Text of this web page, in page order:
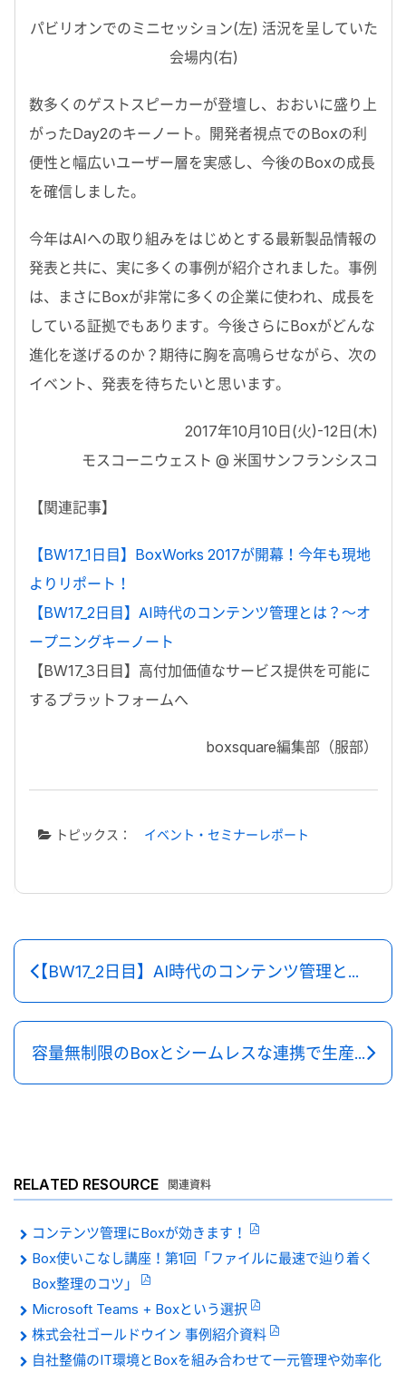
パビリオンでのミニセッション(左) 活況を呈していた
会場内(右)
数多くのゲストスピーカーが登壇し、おおいに盛り上
がったDay2のキーノート。開発者視点でのBoxの利
便性と幅広いユーザー層を実感し、今後のBoxの成長
を確信しました。
今年はAIへの取り組みをはじめとする最新製品情報の
発表と共に、実に多くの事例が紹介されました。事例
は、まさにBoxが非常に多くの企業に使われ、成長を
している証拠でもあります。今後さらにBoxがどんな
進化を遂げるのか？期待に胸を高鳴らせながら、次の
イベント、発表を待ちたいと思います。
2017年10月10日(火)-12日(木)
モスコーニウェスト @ 米国サンフランシスコ
【関連記事】
【BW17_1日目】BoxWorks 2017が開幕！今年も現地
よりリポート！
【BW17_2日目】AI時代のコンテンツ管理とは？〜オ
ープニングキーノート
【BW17_3日目】高付加価値なサービス提供を可能に
するプラットフォームへ
boxsquare編集部（服部）
トピックス： イベント・セミナーレポート
【BW17_2日目】AI時代のコンテンツ管理とは？
容量無制限のBoxとシームレスな連携で生産性・柔軟性を向上
RELATED RESOURCE 関連資料
コンテンツ管理にBoxが効きます！
Box使いこなし講座！第1回「ファイルに最速で辿り着く
Box整理のコツ」
Microsoft Teams + Boxという選択
株式会社ゴールドウイン 事例紹介資料
自社整備のIT環境とBoxを組み合わせて一元管理や効率化